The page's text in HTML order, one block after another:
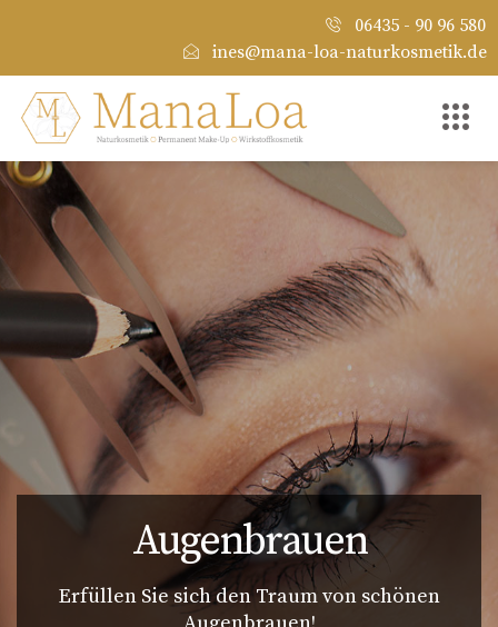
06435 - 90 96 580
ines@mana-loa-naturkosmetik.de
Augenbrauen
Erfüllen Sie sich den Traum von schönen